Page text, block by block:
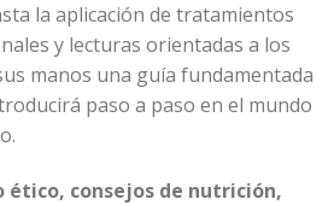
la aplicación de tratamientos
y lecturas orientadas a los
manos una guía fundamentada
paso a paso en el mundo
ético, consejos de nutrición,